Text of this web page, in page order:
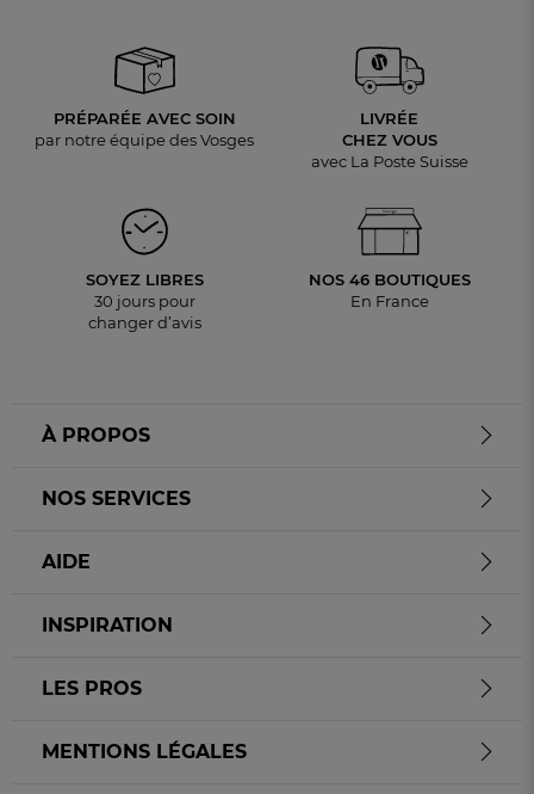
PRÉPARÉE AVEC SOIN
par notre équipe des Vosges
LIVRÉE
CHEZ VOUS
avec La Poste Suisse
SOYEZ LIBRES
30 jours pour
changer d’avis
NOS 46 BOUTIQUES
En France
À PROPOS
NOS SERVICES
AIDE
INSPIRATION
LES PROS
MENTIONS LÉGALES